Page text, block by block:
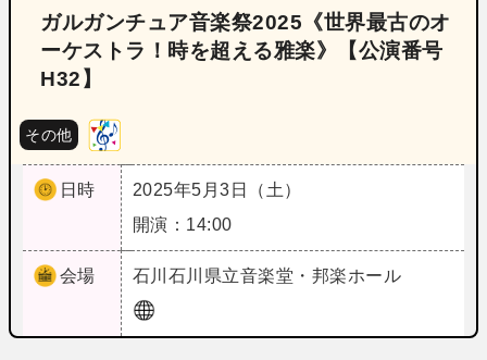
ガルガンチュア音楽祭2025《世界最古のオ
ーケストラ！時を超える雅楽》【公演番号
H32】
その他
日時
2025年5月3日（土）
開演：14:00
会場 石川 石川県立音楽堂・邦楽ホール